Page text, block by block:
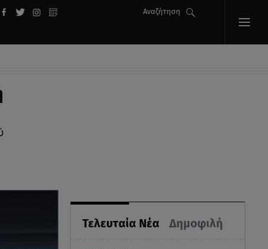
Αναζήτηση
Τελευταία Νέα Δημοφιλή